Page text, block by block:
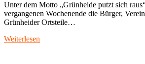
Unter dem Motto „Grünheide putzt sich
vergangenen Wochenende die Bürger,
Grünheider Ortsteile…
Weiterlesen